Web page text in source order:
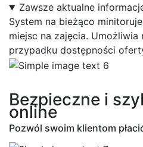
Zawsze aktualne
System na bieżąco
miejsc na zajęcia.
przypadku dostępności
Bezpieczne i
online
Pozwól swoim klientom